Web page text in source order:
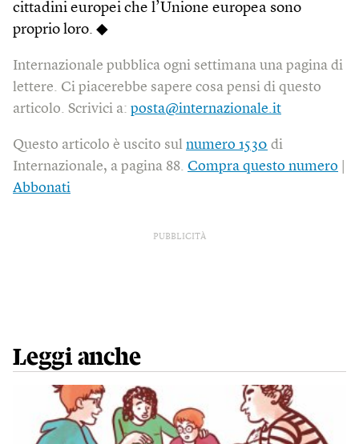
cittadini europei che l’Unione europea sono
proprio loro. ◆
Internazionale pubblica ogni settimana una pagina di
lettere. Ci piacerebbe sapere cosa pensi di questo
articolo. Scrivici a: posta@internazionale.it
Questo articolo è uscito sul numero 1530 di
Internazionale, a pagina 88. Compra questo numero
Abbonati
PUBBLICITÀ
Leggi anche